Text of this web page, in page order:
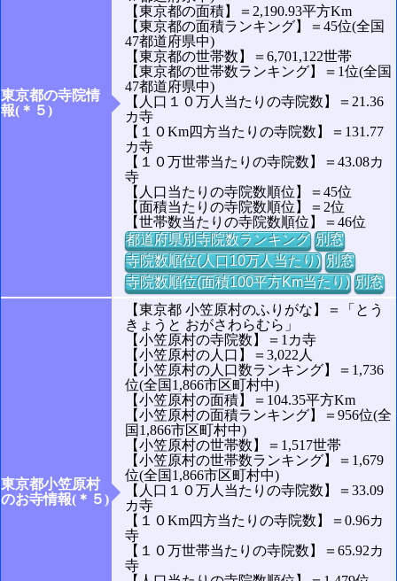
東京都の寺院情
報(＊５)
【東京都の面積】＝2,190.93平方Km
【東京都の面積ランキング】＝45位(全国
47都道府県中)
【東京都の世帯数】＝6,701,122世帯
【東京都の世帯数ランキング】＝1位(全国
47都道府県中)
【人口１０万人当たりの寺院数】＝21.36
カ寺
【１０Km四方当たりの寺院数】＝131.77
カ寺
【１０万世帯当たりの寺院数】＝43.08カ
寺
【人口当たりの寺院数順位】＝45位
【面積当たりの寺院数順位】＝2位
【世帯数当たりの寺院数順位】＝46位
都道府県別寺院数ランキング 別窓
寺院数順位(人口10万人当たり) 別窓
寺院数順位(面積100平方Km当たり) 別窓
東京都小笠原村
のお寺情報(＊５)
【東京都 小笠原村のふりがな】＝「とう
きょうと おがさわらむら」
【小笠原村の寺院数】＝1カ寺
【小笠原村の人口】＝3,022人
【小笠原村の人口数ランキング】＝1,736
位(全国1,866市区町村中)
【小笠原村の面積】＝104.35平方Km
【小笠原村の面積ランキング】＝956位(全
国1,866市区町村中)
【小笠原村の世帯数】＝1,517世帯
【小笠原村の世帯数ランキング】＝1,679
位(全国1,866市区町村中)
【人口１０万人当たりの寺院数】＝33.09
カ寺
【１０Km四方当たりの寺院数】＝0.96カ
寺
【１０万世帯当たりの寺院数】＝65.92カ
寺